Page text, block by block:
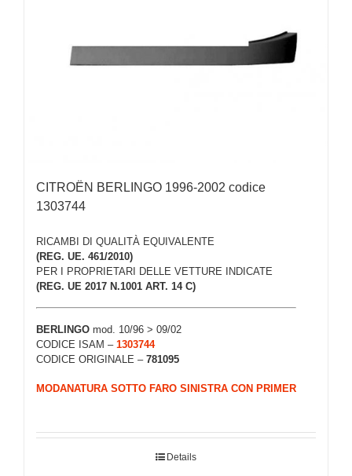
CITROËN BERLINGO 1996-2002 codice
1303744
RICAMBI DI QUALITÀ EQUIVALENTE
(REG. UE. 461/2010)
PER I PROPRIETARI DELLE VETTURE INDICATE
(REG. UE 2017 N.1001 ART. 14 C)
BERLINGO mod. 10/96 > 09/02
CODICE ISAM – 1303744
CODICE ORIGINALE – 781095
MODANATURA SOTTO FARO SINISTRA CON PRIMER
Details